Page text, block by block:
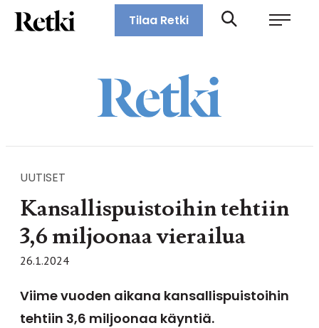
Siirry
suoraan
Retki-lehti
Tilaa Retki
UUTISET
Kansallispuistoihin tehtiin
3,6 miljoonaa vierailua
26.1.2024
Viime vuoden aikana kansallispuistoihin
tehtiin 3,6 miljoonaa käyntiä.